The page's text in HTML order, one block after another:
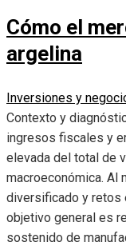
Cómo el
argelina
Inversiones y
Contexto y
ingresos fiscales y
elevada del total de
macroeconómica. Al
diversificado y retos
objetivo general es
sostenido de